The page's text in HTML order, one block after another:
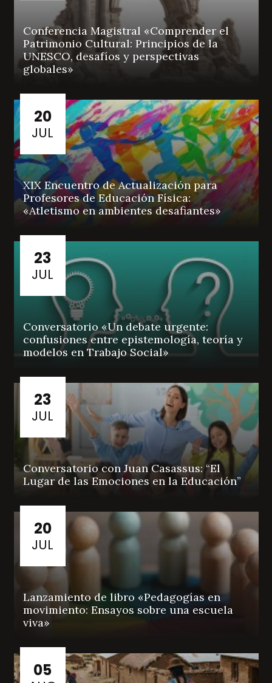
Conferencia Magistral «Comprender el
Patrimonio Cultural: Principios de la
UNESCO, desafíos y perspectivas
globales»
20
JUL
XIX Encuentro de Actualización para
Profesores de Educación Física:
«Atletismo en ambientes desafiantes»
23
JUL
Conversatorio «Un debate urgente:
confusiones entre epistemología, teoría y
modelos en Trabajo Social»
23
JUL
Conversatorio con Juan Casassus: “El
Lugar de las Emociones en la Educación”
20
JUL
Lanzamiento de libro «Pedagogías en
movimiento: Ensayos sobre una escuela
viva»
05